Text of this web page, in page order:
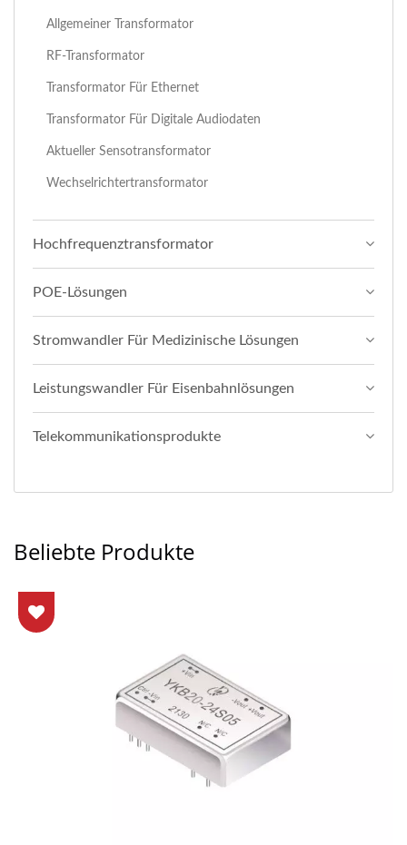
Allgemeiner Transformator
RF-Transformator
Transformator Für Ethernet
Transformator Für Digitale Audiodaten
Aktueller Sensotransformator
Wechselrichtertransformator
Hochfrequenztransformator
POE-Lösungen
Stromwandler Für Medizinische Lösungen
Leistungswandler Für Eisenbahnlösungen
Telekommunikationsprodukte
Beliebte Produkte